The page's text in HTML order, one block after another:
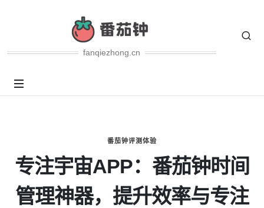
fanqiezhong.cn
番茄钟评测体验
专注宇宙APP：番茄钟时间
管理神器，提升效率与专注